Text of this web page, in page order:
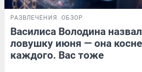
РАЗВЛЕЧЕНИЯ ОБЗОР
Василиса Володина
ловушку июня — она
каждого. Вас тоже